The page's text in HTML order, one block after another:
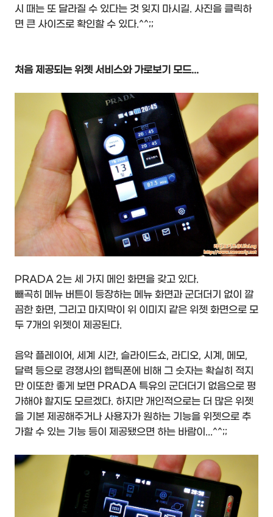
시 때는 또 달라질 수 있다는 것 잊지 마시길. 사진을 클릭하
면 큰 사이즈로 확인할 수 있다.^^;;
처음 제공되는 위젯 서비스와 가로보기 모드...
PRADA 2는 세 가지 메인 화면을 갖고 있다.
빼곡히 메뉴 버튼이 등장하는 메뉴 화면과 군더더기 없이 깔
끔한 화면, 그리고 마지막이 위 이미지 같은 위젯 화면으로 모
두 7개의 위젯이 제공된다.
음악 플레이어, 세계 시간, 슬라이드쇼, 라디오, 시계, 메모,
달력 등으로 경쟁사의 햅틱폰에 비해 그 숫자는 확실히 적지
만 이또한 좋게 보면 PRADA 특유의 군더더기 없음으로 평
가해야 할지도 모르겠다. 하지만 개인적으로는 더 많은 위젯
을 기본 제공해주거나 사용자가 원하는 기능을 위젯으로 추
가할 수 있는 기능 등이 제공됐으면 하는 바람이...^^;;